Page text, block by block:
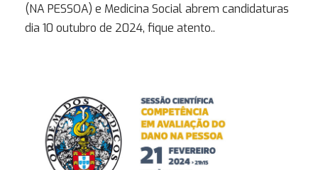
(NA PESSOA) e Medicina Social abrem candidaturas
dia 10 outubro de 2024, fique atento..